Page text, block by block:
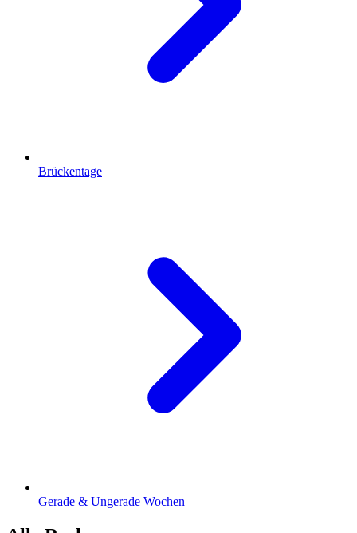
Brückentage
Gerade & Ungerade Wochen